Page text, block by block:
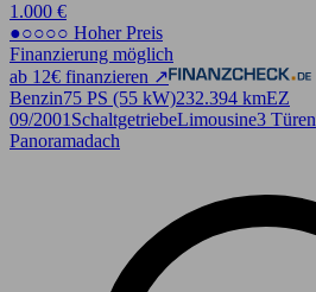
1.000 €
●○○○○ Hoher Preis
Finanzierung möglich
ab 12€ finanzieren ↗
Benzin75 PS (55 kW)232.394 kmEZ
09/2001 SchaltgetriebeLimousine3 Türen
Panoramadach